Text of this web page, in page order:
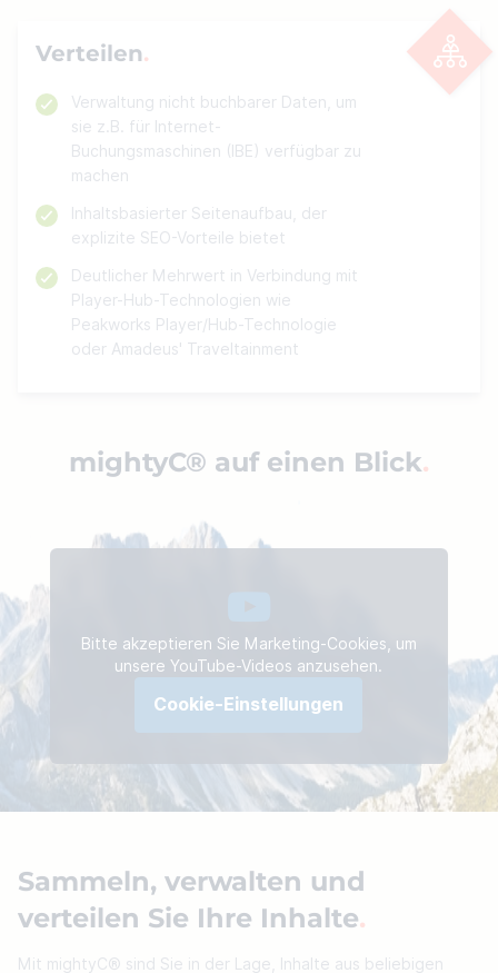
Verteilen
Verwaltung nicht buchbarer Daten, um
sie z.B. für Internet-
Buchungsmaschinen (IBE) verfügbar zu
machen
Inhaltsbasierter Seitenaufbau, der
explizite SEO-Vorteile bietet
Deutlicher Mehrwert in Verbindung mit
Player-Hub-Technologien wie
Peakworks Player/Hub-Technologie
oder Amadeus' Traveltainment
mightyC® auf einen Blick
Bitte akzeptieren Sie Marketing-Cookies, um
unsere YouTube-Videos anzusehen.
Cookie-Einstellungen
Sammeln, verwalten und
verteilen Sie Ihre Inhalte.
Mit mightyC® sind Sie in der Lage, Inhalte aus beliebigen